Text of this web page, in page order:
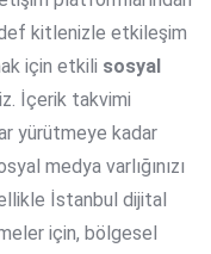
kitlenizle etkileşim
için etkili sosyal
İçerik takvimi
yürütmeye kadar
medya varlığınızı
İstanbul dijital
için, bölgesel